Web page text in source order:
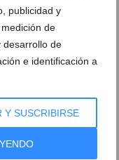
publicidad y
de
desarrollo de
e identificación a
Y SUSCRIBIRSE
Sala infantil